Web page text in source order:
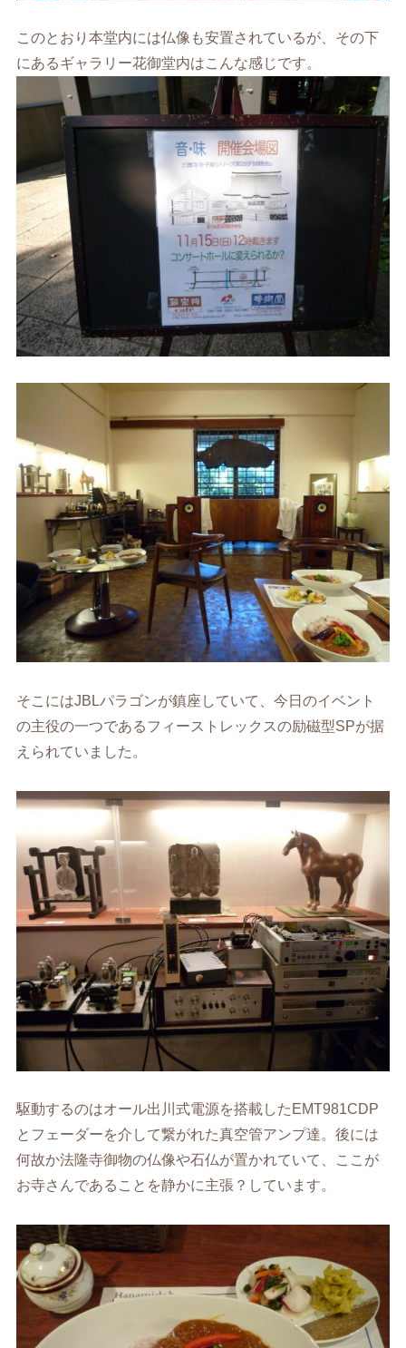
このとおり本堂内には仏像も安置されているが、その下
にあるギャラリー花御堂内はこんな感じです。
そこにはJBLパラゴンが鎮座していて、今日のイベント
の主役の一つであるフィーストレックスの励磁型SPが据
えられていました。
駆動するのはオール出川式電源を搭載したEMT981CDP
とフェーダーを介して繋がれた真空管アンプ達。後には
何故か法隆寺御物の仏像や石仏が置かれていて、ここが
お寺さんであることを静かに主張？しています。